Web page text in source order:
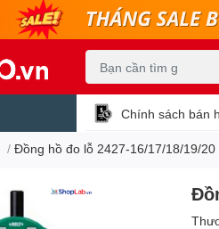
Chính sách bán
/ Đồng hồ đo lỗ 2427-16/17/18/19/20